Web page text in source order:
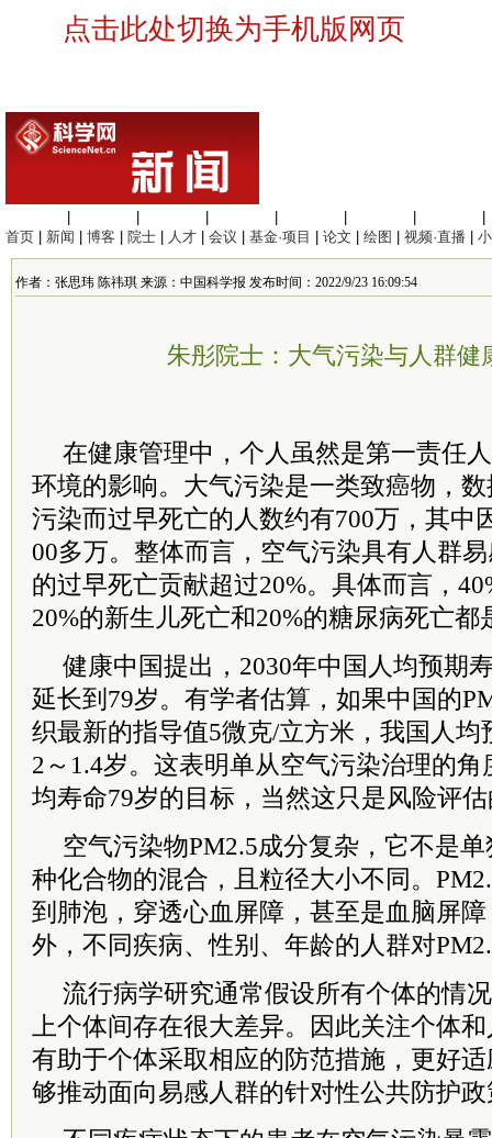
点击此处切换为手机版网页
首页
新闻 博客 院士 人才 会议 基金·项目 论文 绘图 视频·直播
作者：张思玮 陈祎琪 来源：中国科学报 发布时间：2022/9/23 16:09:54
朱彤院士：大气污染与人群健
在健康管理中，个人虽然是第一责任
环境的影响。大气污染是一类致癌物，
污染而过早死亡的人数约有700万，其中
00多万。整体而言，空气污染具有人群
的过早死亡贡献超过20%。具体而言，
20%的新生儿死亡和20%的糖尿病死亡都
健康中国提出，2030年中国人均预期
延长到79岁。有学者估算，如果中国的
织最新的指导值5微克/立方米，我国人均
2～1.4岁。这表明单从空气污染治理的
均寿命79岁的目标，当然这只是风险评
空气污染物PM2.5成分复杂，它不是
种化合物的混合，且粒径大小不同。
到肺泡，穿透心血屏障，甚至是血脑屏
外，不同疾病、性别、年龄的人群对
流行病学研究通常假设所有个体的情
上个体间存在很大差异。因此关注个体
有助于个体采取相应的防范措施，更好
够推动面向易感人群的针对性公共防护